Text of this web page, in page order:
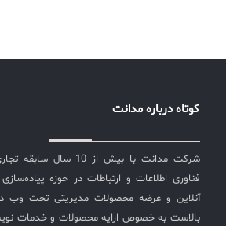
کوتاه درباره مدانت
شرکت مدانت با بیش از
آنلاین و عرضه محصولات مدیریتی تحت وب
بالاست به خصوص ارایه محصولات و خدمات